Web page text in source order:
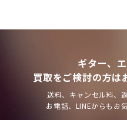
ギター、
買取をご検討の方は
送料、キャンセル料、
お電話、LINEからもお